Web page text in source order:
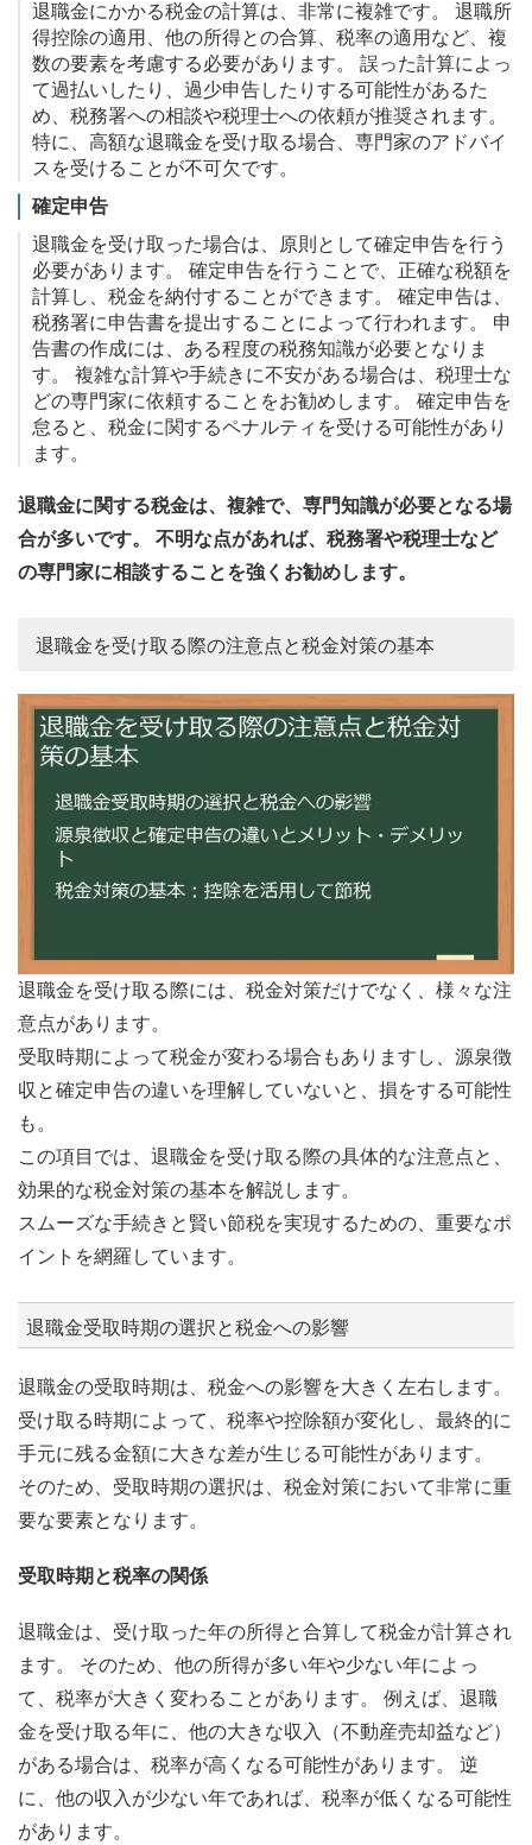
退職金にかかる税金の計算は、非常に複雑です。 退職所
得控除の適用、他の所得との合算、税率の適用など、複
数の要素を考慮する必要があります。 誤った計算によっ
て過払いしたり、過少申告したりする可能性があるた
め、税務署への相談や税理士への依頼が推奨されます。
特に、高額な退職金を受け取る場合、専門家のアドバイ
スを受けることが不可欠です。
確定申告
退職金を受け取った場合は、原則として確定申告を行う
必要があります。 確定申告を行うことで、正確な税額を
計算し、税金を納付することができます。 確定申告は、
税務署に申告書を提出することによって行われます。 申
告書の作成には、ある程度の税務知識が必要となりま
す。 複雑な計算や手続きに不安がある場合は、税理士な
どの専門家に依頼することをお勧めします。 確定申告を
怠ると、税金に関するペナルティを受ける可能性があり
ます。
退職金に関する税金は、複雑で、専門知識が必要となる場
合が多いです。 不明な点があれば、税務署や税理士など
の専門家に相談することを強くお勧めします。
退職金を受け取る際の注意点と税金対策の基本
退職金を受け取る際には、税金対策だけでなく、様々な注
意点があります。
受取時期によって税金が変わる場合もありますし、源泉徴
収と確定申告の違いを理解していないと、損をする可能性
も。
この項目では、退職金を受け取る際の具体的な注意点と、
効果的な税金対策の基本を解説します。
スムーズな手続きと賢い節税を実現するための、重要なポ
イントを網羅しています。
退職金受取時期の選択と税金への影響
退職金の受取時期は、税金への影響を大きく左右します。
受け取る時期によって、税率や控除額が変化し、最終的に
手元に残る金額に大きな差が生じる可能性があります。
そのため、受取時期の選択は、税金対策において非常に重
要な要素となります。
受取時期と税率の関係
退職金は、受け取った年の所得と合算して税金が計算され
ます。 そのため、他の所得が多い年や少ない年によっ
て、税率が大きく変わることがあります。 例えば、退職
金を受け取る年に、他の大きな収入（不動産売却益など）
がある場合は、税率が高くなる可能性があります。 逆
に、他の収入が少ない年であれば、税率が低くなる可能性
があります。